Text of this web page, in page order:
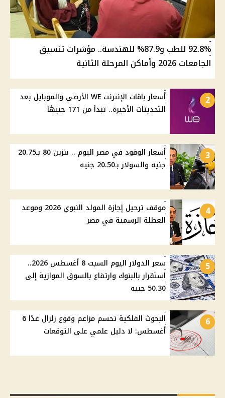
92.8% للطب و87.9% للهندسة.. مؤشرات تنسيق
الجامعات 2026 وأماكن المرحلة الثانية
2
أسعار باقات الإنترنت WE الأرضي والموبايل بعد
التحديثات الأخيرة.. تبدأ من 171 جنيهًا
3
أسعار الوقود في مصر اليوم .. بنزين 80 بـ20.75
جنيه والسولار بـ20.50 جنيه
4
موقف ترحيل إجازة المولد النبوي 2026 وموعد
العطلة الرسمية في مصر
5
سعر الدولار اليوم السبت 8 أغسطس 2026..
استقرار بالبنوك وارتفاع بالسوق الموازية إلى
50.30 جنيه
6
البحوث الفلكية تحسم مزاعم وقوع زلزال غدًا 6
أغسطس: لا دليل علمي على التوقعات